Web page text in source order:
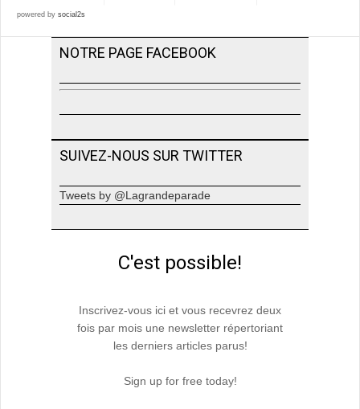
powered by social2s
NOTRE PAGE FACEBOOK
SUIVEZ-NOUS SUR TWITTER
Tweets by @Lagrandeparade
C'est possible!
Inscrivez-vous ici et vous recevrez deux
fois par mois une newsletter répertoriant
les derniers articles parus!
Sign up for free today!